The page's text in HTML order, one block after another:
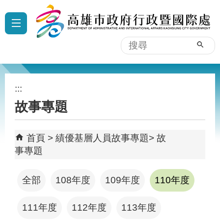
跳到主要內容區塊
搜
尋
:::
故事專題
首頁 績優基層人員故事專題
故
事專題
全部 108年度 109年度 110年度
111年度 112年度 113年度